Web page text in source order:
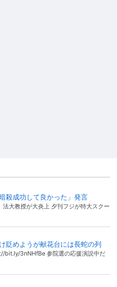
殺成功して良かった」発言
法大教授が大炎上 夕刊フジが特大スクー
貶めようが献花台には長蛇の列
bit.ly/3nNHfBe 参院選の応援演説中だ